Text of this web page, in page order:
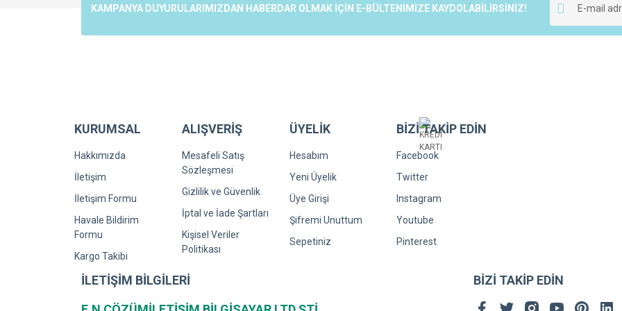
Ürün açıklamasında eksik bilgiler bulunuyor.
KAMPANYA DUYURULARIMIZDAN HABERDAR OLMAK İÇİN E-BÜLTENİMİZE KAYDOLABİLİRSİNİZ!
KURUMSAL
Hakkımızda
İletişim
İletişim Formu
Havale Bildirim
Formu
Kargo Takibi
ALIŞVERİŞ
Mesafeli Satış
Sözleşmesi
Gizlilik ve Güvenlik
İptal ve İade Şartları
Kişisel Veriler
Politikası
ÜYELİK
Hesabım
Yeni Üyelik
Üye Girişi
Şifremi Unuttum
Sepetiniz
BİZİ TAKİP EDİN
Facebook
Twitter
Instagram
Youtube
Pinterest
İLETİŞİM BİLGİLERİ
BİZİ TAKİP EDİN